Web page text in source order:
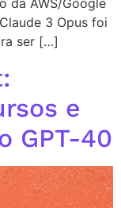
da AWS/Google
3 Opus foi
ser […]
e
GPT-40